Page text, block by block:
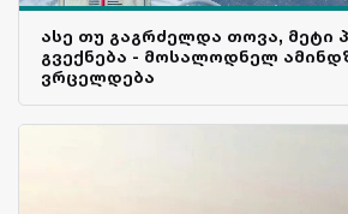
ასე თუ გაგრძელდა თოვა, მეტი
გვექნება - მოსალოდნელ
ვრცელდება